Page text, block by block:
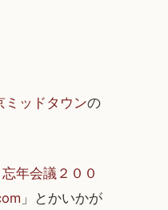
ミッドタウンの
年会議２００
」とかいかが